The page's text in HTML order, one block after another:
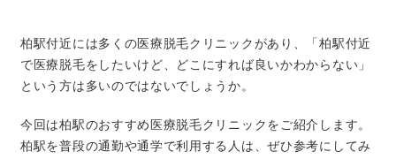
柏駅付近には多くの医療脱毛クリニックがあり、「柏駅付近
で医療脱毛をしたいけど、どこにすれば良いかわからない」
という方は多いのではないでしょうか。
今回は柏駅のおすすめ医療脱毛クリニックをご紹介します。
柏駅を普段の通勤や通学で利用する人は、ぜひ参考にしてみ